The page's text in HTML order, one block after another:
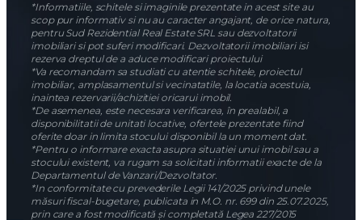
*Informatiile, schitele si imaginile prezentate in acest site au
scop pur informativ si nu au caracter angajant, de orice natura,
pentru Sud Rezidential Real Estate SRL sau dezvoltatorii
imobiliari si pot suferi modificari. Dezvoltatorii imobiliari isi
rezerva dreptul de a aduce modificari proiectului
*Va recomandam sa studiati cu atentie schitele, proiectul
imobiliar, amplasamentul si vecinatatile, la locatia acestuia,
inaintea rezervarii/achizitiei oricarui imobil.
*De asemenea, este necesara verificarea, în prealabil, a
disponibilitatii de unitati locative, ofertele prezentate fiind
oferite doar in limita stocului disponibil la un moment dat.
*Pentru o informare exacta asupra situatiei unui imobil sau a
stocului existent, va rugam sa solicitati informatii exacte de la
Departamentul de Vanzari/Dezvoltator.
*In conformitate cu prevederile Legii 141/2025 privind unele
măsuri fiscal-bugetare, publicata in M.O. nr. 699 din 25.07.2025,
prin care a fost modificată și completată Legea 227/2015